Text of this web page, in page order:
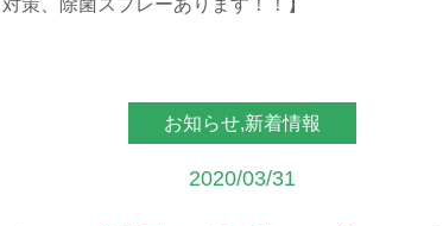
策、除菌スプレーあります！！】
お知らせ,新着情報
2020/03/31